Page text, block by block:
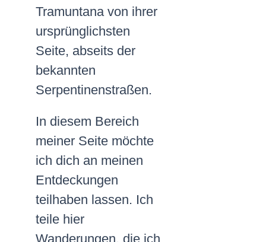
Tramuntana von ihrer
ursprünglichsten
Seite, abseits der
bekannten
Serpentinenstraßen.
In diesem Bereich
meiner Seite möchte
ich dich an meinen
Entdeckungen
teilhaben lassen. Ich
teile hier
Wanderungen, die ich